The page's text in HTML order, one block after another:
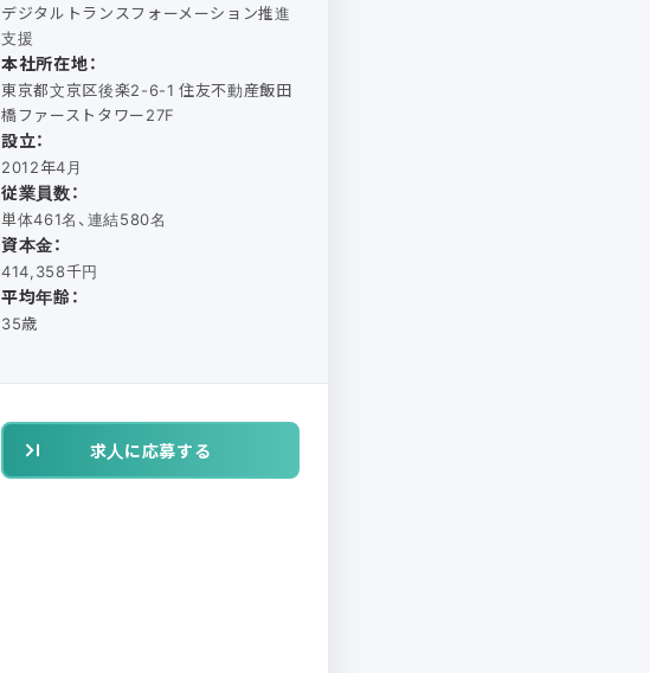
デジタルトランスフォーメーション推進
支援
本社所在地：
東京都文京区後楽2-6-1 住友不動産飯田
橋ファーストタワー27F
設立：
2012年4月
従業員数：
単体461名、連結580名
資本金：
414,358千円
平均年齢：
35歳
求人に応募する